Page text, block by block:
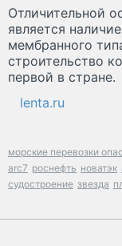
Отличительной
является
мембранного
строительство
первой в стране.
lenta.ru
морские перевозки
arc7 роснефть новатэк
судостроение звезда